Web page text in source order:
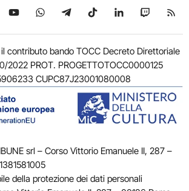
Instagram
su X
Seguici su YouTube
Seguici su WhatsApp
Seguici su Telegram
Seguici su TikTok
Seguici su
Seguici
contributo bando TOCC Decreto Direttoriale
2022 PROT. PROGETTOTOCC0000125
CUPC87J23001080008
srl – Corso Vittorio Emanuele II, 287 –
della protezione dei dati personali